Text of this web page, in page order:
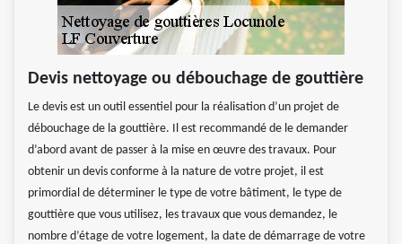
Devis nettoyage ou débouchage de gouttière
Le devis est un outil essentiel pour la réalisation d’un projet de
débouchage de la gouttière. Il est recommandé de le demander
d’abord avant de passer à la mise en œuvre des travaux. Pour
obtenir un devis conforme à la nature de votre projet, il est
primordial de déterminer le type de votre bâtiment, le type de
gouttière que vous utilisez, les travaux que vous demandez, le
nombre d’étage de votre logement, la date de démarrage de votre